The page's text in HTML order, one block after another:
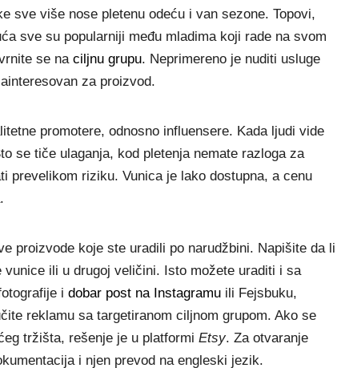
sve više nose pletenu odeću i van sezone. Topovi,
sve su popularniji među mladima koji rade na svom
se na ciljnu grupu. Neprimereno je nuditi usluge
za proizvod.
promotere, odnosno influensere. Kada ljudi vide
se tiče ulaganja, kod pletenja nemate razloga za
prevelikom riziku. Vunica je lako dostupna, a cenu
proizvode koje ste uradili po narudžbini. Napišite da li
ili u drugoj veličini. Isto možete uraditi i sa
i dobar post na Instagramu ili Fejsbuku,
reklamu sa targetiranom ciljnom grupom. Ako se
tržišta, rešenje je u platformi Etsy. Za otvaranje
i njen prevod na engleski jezik.